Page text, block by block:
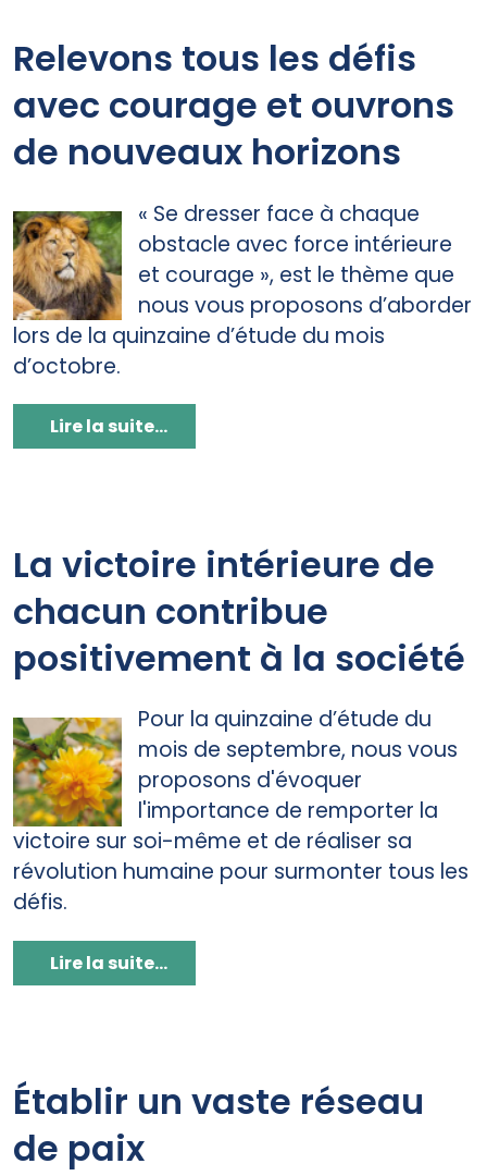
Relevons tous les défis
avec courage et ouvrons
de nouveaux horizons
« Se dresser face à chaque
obstacle avec force intérieure
et courage », est le thème que
nous vous proposons d’aborder
lors de la quinzaine d’étude du mois
d’octobre.
Lire la suite...
La victoire intérieure de
chacun contribue
positivement à la société
Pour la quinzaine d’étude du
mois de septembre, nous vous
proposons d'évoquer
l'importance de remporter la
victoire sur soi-même et de réaliser sa
révolution humaine pour surmonter tous les
défis.
Lire la suite...
Établir un vaste réseau
de paix